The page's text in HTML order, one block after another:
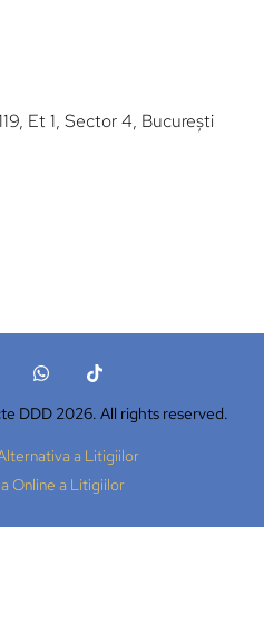
Et 1, Sector 4, București
DDD 2026. All rights reserved.